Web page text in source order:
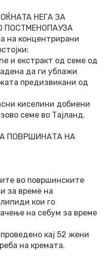
НЕГА ЗА
ПОСТМЕНОПАУЗА
на концентрирани
и екстракт од семе од
да ги ублажи
предизвикани од
киселини добиени
семе во Тајланд.
ПОВРШИНАТА НА
во површинските
за време на
кои го
на себум за време
кај 52 жени
на кремата.